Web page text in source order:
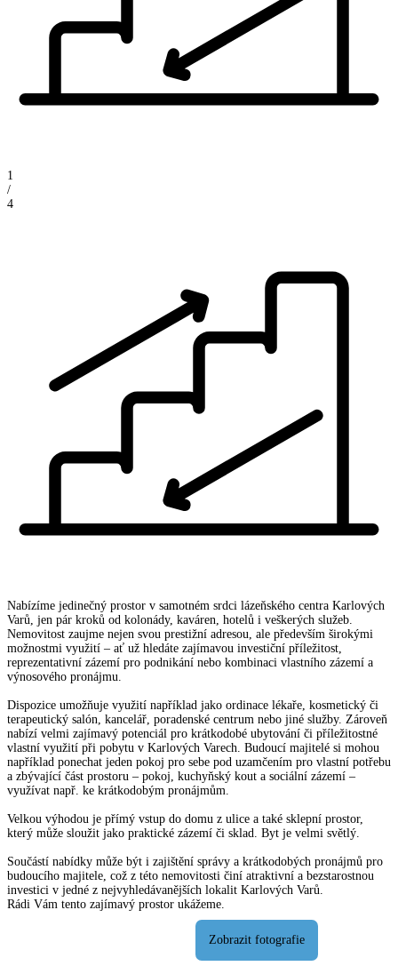
1
/
4
Nabízíme jedinečný prostor v samotném srdci lázeňského centra Karlových
Varů, jen pár kroků od kolonády, kaváren, hotelů i veškerých služeb.
Nemovitost zaujme nejen svou prestižní adresou, ale především širokými
možnostmi využití – ať už hledáte zajímavou investiční příležitost,
reprezentativní zázemí pro podnikání nebo kombinaci vlastního zázemí a
výnosového pronájmu.
Dispozice umožňuje využití například jako ordinace lékaře, kosmetický či
terapeutický salón, kancelář, poradenské centrum nebo jiné služby. Zároveň
nabízí velmi zajímavý potenciál pro krátkodobé ubytování či příležitostné
vlastní využití při pobytu v Karlových Varech. Budoucí majitelé si mohou
například ponechat jeden pokoj pro sebe pod uzamčením pro vlastní potřebu
a zbývající část prostoru – pokoj, kuchyňský kout a sociální zázemí –
využívat např. ke krátkodobým pronájmům.
Velkou výhodou je přímý vstup do domu z ulice a také sklepní prostor,
který může sloužit jako praktické zázemí či sklad. Byt je velmi světlý.
Součástí nabídky může být i zajištění správy a krátkodobých pronájmů pro
budoucího majitele, což z této nemovitosti činí atraktivní a bezstarostnou
investici v jedné z nejvyhledávanějších lokalit Karlových Varů.
Rádi Vám tento zajímavý prostor ukážeme.